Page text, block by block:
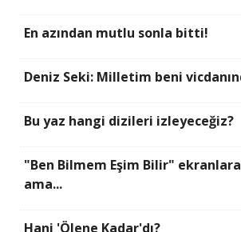
En azından mutlu sonla bitti!
Deniz Seki: Milletim beni
Bu yaz hangi dizileri izleyeceğiz?
"Ben Bilmem Eşim Bilir"
ama...
Hani 'Ölene Kadar'dı?